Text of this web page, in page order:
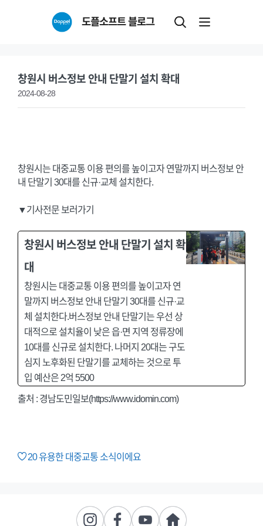
도플소프트 블로그
창원시 버스정보 안내 단말기 설치 확대
2024-08-28
창원시는 대중교통 이용 편의를 높이고자 연말까지 버스정보 안
내 단말기 30대를 신규·교체 설치한다.
▼기사전문 보러가기
창원시 버스정보 안내 단말기 설치 확
대
창원시는 대중교통 이용 편의를 높이고자 연
말까지 버스정보 안내 단말기 30대를 신규·교
체 설치한다.버스정보 안내 단말기는 우선 상
대적으로 설치율이 낮은 읍·면 지역 정류장에
10대를 신규로 설치한다. 나머지 20대는 구도
심지 노후화된 단말기를 교체하는 것으로 투
입 예산은 2억 5500
출처 : 경남도민일보(https://www.idomin.com)
20유용한 대중교통 소식이에요